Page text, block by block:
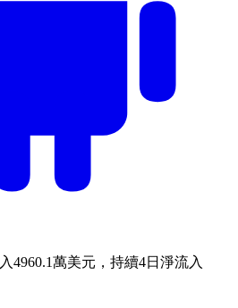
4960.1萬美元，持續4日淨流入